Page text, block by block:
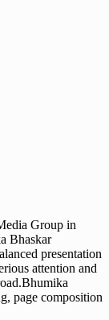
Group in
Bhaskar
presentation
attention and
page composition